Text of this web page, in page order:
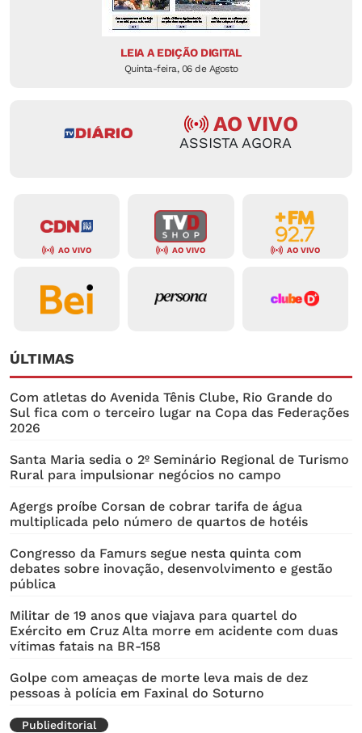
LEIA A EDIÇÃO DIGITAL
Quinta-feira, 06 de Agosto
AO VIVO
ASSISTA AGORA
AO VIVO AO VIVO AO VIVO
ÚLTIMAS
Com atletas do Avenida Tênis Clube, Rio Grande do
Sul fica com o terceiro lugar na Copa das Federações
2026
Santa Maria sedia o 2º Seminário Regional de Turismo
Rural para impulsionar negócios no campo
Agergs proíbe Corsan de cobrar tarifa de água
multiplicada pelo número de quartos de hotéis
Congresso da Famurs segue nesta quinta com
debates sobre inovação, desenvolvimento e gestão
pública
Militar de 19 anos que viajava para quartel do
Exército em Cruz Alta morre em acidente com duas
vítimas fatais na BR-158
Golpe com ameaças de morte leva mais de dez
pessoas à polícia em Faxinal do Soturno
Publieditorial